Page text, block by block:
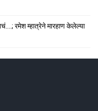
रमेश म्हात्रेने मारहाण केलेल्या